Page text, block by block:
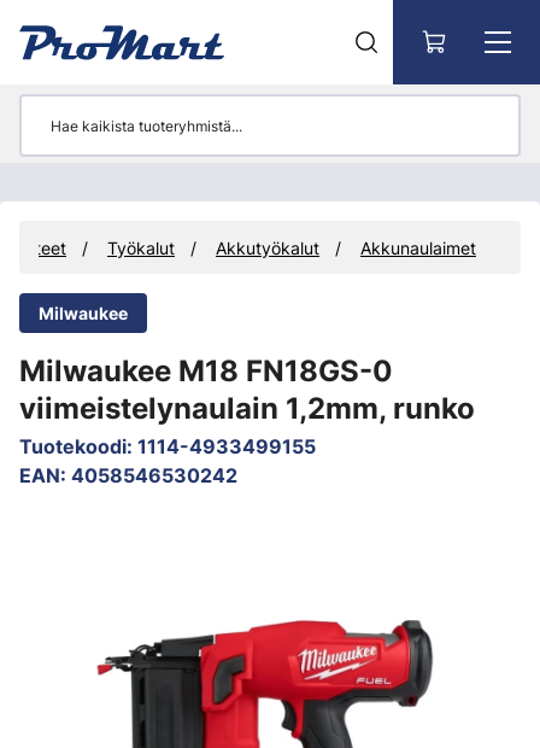
Tuotteet Työkalut Akkutyökalut Akkunaulaimet
Milwaukee
Milwaukee M18 FN18GS-0
viimeistelynaulain 1,2mm, runko
Tuotekoodi: 1114-4933499155
EAN: 4058546530242